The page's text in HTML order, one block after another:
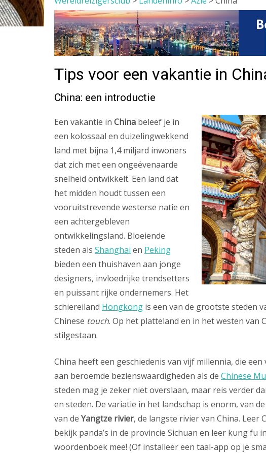
Tips voor een vakantie in
China: een introductie
Een vakantie in China beleef je in
een kolossaal en duizelingwekkend
land met bijna 1,4 miljard inwoners
dat zich met een ongeëvenaarde
snelheid ontwikkelt. Een land dat
het midden houdt tussen een
vooruitstrevende westerse natie en
een achtergebleven
ontwikkelingsland. Bloeiende
steden als Shanghai en Peking
bieden een thuishaven aan jonge
designers, invloedrijke trendsetters
en puissant rijke ondernemers. Het
schiereiland Hongkong is een van de grootste steden
Chinese touch. Op het platteland en in het westen van
stilgestaan.
China heeft een geschiedenis van vijf millennia, die
aan beroemde bezienswaardigheden als de Chinese
steden mag je zeker niet overslaan, maar reis verder
en steden. De variatie in het landschap is enorm, van
van de Yangtze rivier, de langste rivier van China. Leer
bekijk panda’s in de provincie Sichuan en leer kung fu
woordenboek mee! (Of installeer een taal-app op je